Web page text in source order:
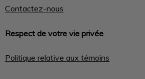
Contactez-nous
Respect de votre vie privée
Politique relative aux témoins